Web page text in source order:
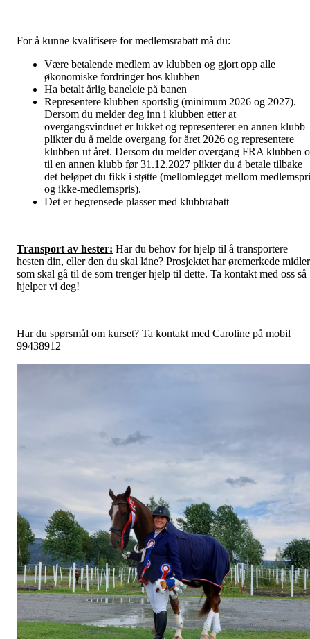
For å kunne kvalifisere for medlemsrabatt må du:
Være betalende medlem av klubben og gjort opp alle
økonomiske fordringer hos klubben
Ha betalt årlig baneleie på banen
Representere klubben sportslig (minimum 2026 og 2027).
Dersom du melder deg inn i klubben etter at
overgangsvinduet er lukket og representerer en annen klubb
plikter du å melde overgang for året 2026 og representere
klubben ut året. Dersom du melder overgang FRA klubben
til en annen klubb før 31.12.2027 plikter du å betale tilbake
det beløpet du fikk i støtte (mellomlegget mellom
og ikke-medlemspris).
Det er begrensede plasser med klubbrabatt
Transport av hester: Har du behov for hjelp til å transportere
hesten din, eller den du skal låne? Prosjektet har øremerkede midler
som skal gå til de som trenger hjelp til dette. Ta kontakt med oss så
hjelper vi deg!
Har du spørsmål om kurset? Ta kontakt med Caroline på mobil
99438912